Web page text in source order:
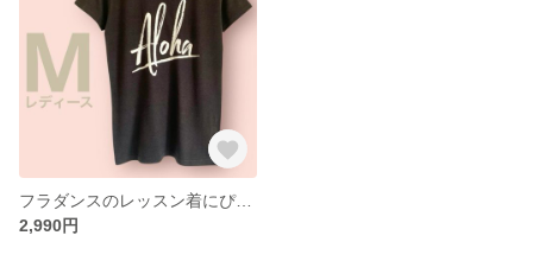
フラダンスのレッスン着にぴったりな Aloha ロゴ Tシャツ🌺 ★黒 Mサイズ ★ 首の後ろにハワイ地図をさりげなくプリントしました🏝️
2,990円